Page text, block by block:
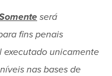
será
fins penais
executado unicamente
nas bases de